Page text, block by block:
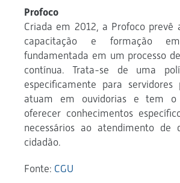
Profoco
Criada em 2012, a Profoco prevê
capacitação e formação
fundamentada em um processo
contínua. Trata-se de uma
especificamente para servidores
atuam em ouvidorias e tem o
oferecer conhecimentos
necessários ao atendimento de
cidadão.
Fonte: CGU